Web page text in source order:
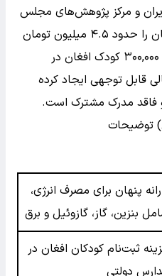
و مرکز پژوهش‌های مجلس
هزینه سالانه هر دانش‌آموز افغان را حدود ۴.۵ میلیون تومان
تخمین زده‌اند. با حضور حدود ۳۰۰,۰۰۰ کودک افغان در
قابل توجهی ایجاد کرده
فاقد مدرک مشترک است.
توضیحات
پنهان برای مصرف انرژی،
بنزین، گاز، گازوئیل و برق
ثبت‌نام کودکان افغان در
دولتی